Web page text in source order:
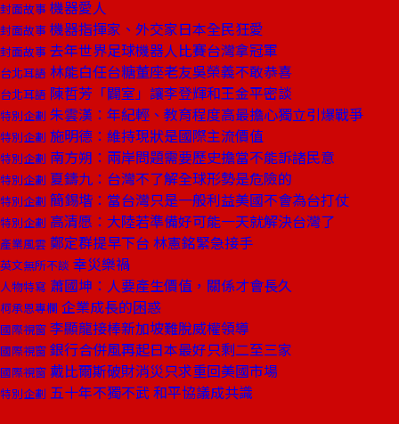
封面故事 機器愛人
封面故事 機器指揮家、外交家日本全民狂愛
封面故事 去年世界足球機器人比賽台灣拿冠軍
台北耳語 林能白任台糖董座老友吳榮義不敢恭喜
台北耳語 陳哲芳「闢室」讓李登輝和王金平密談
特別企劃 朱雲漢：年紀輕、教育程度高最擔心獨立引爆戰爭
特別企劃 施明德：維持現狀是國際主流價值
特別企劃 南方朔：兩岸問題需要歷史擔當不能訴諸民意
特別企劃 夏鑄九：台灣不了解全球形勢是危險的
特別企劃 簡錫堦：當台灣只是一般利益美國不會為台打仗
特別企劃 高清愿：大陸若準備好可能一天就解決台灣了
產業風雲 鄭定群提早下台 林憲銘緊急接手
英文無所不談 幸災樂禍
人物特寫 蕭國坤：人要產生價值，關係才會長久
柯承恩專欄 企業成長的困惑
國際視窗 李顯龍接棒新加坡難脫威權領導
國際視窗 銀行合併風再起日本最好只剩二至三家
國際視窗 戴比爾斯破財消災只求重回美國市場
特別企劃 五十年不獨不武 和平協議成共識